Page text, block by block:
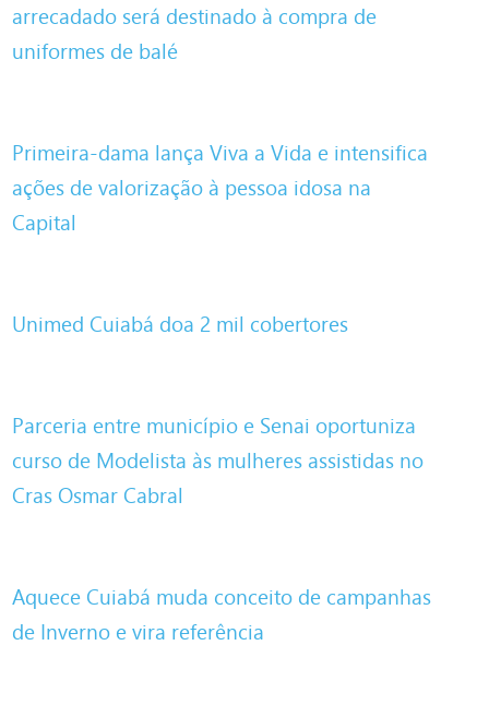
arrecadado será destinado à compra de
uniformes de balé
Primeira-dama lança Viva a Vida e intensifica
ações de valorização à pessoa idosa na
Capital
Unimed Cuiabá doa 2 mil cobertores
Parceria entre município e Senai oportuniza
curso de Modelista às mulheres assistidas no
Cras Osmar Cabral
Aquece Cuiabá muda conceito de campanhas
de Inverno e vira referência